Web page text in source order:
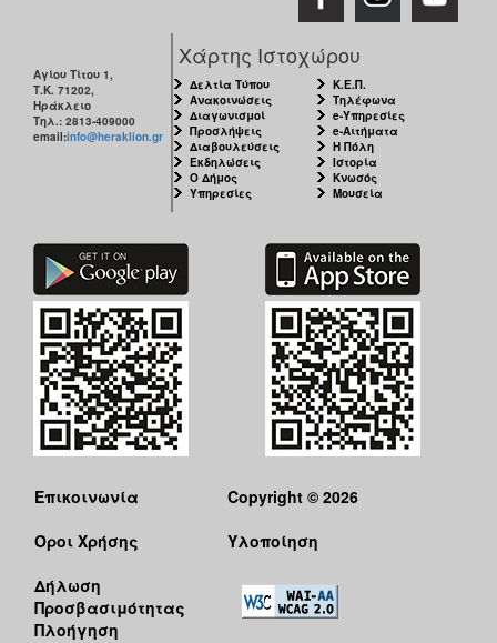
Αγίου Τίτου 1,
Τ.Κ. 71202,
Ηράκλειο
Τηλ.: 2813-409000
email:info@heraklion.gr
Χάρτης Ιστοχώρου
Δελτία Τύπου
Ανακοινώσεις
Διαγωνισμοί
Προσλήψεις
Διαβουλεύσεις
Εκδηλώσεις
Ο Δήμος
Υπηρεσίες
Κ.Ε.Π.
Τηλέφωνα
e-Υπηρεσίες
e-Αιτήματα
Η Πόλη
Ιστορία
Κνωσός
Μουσεία
Επικοινωνία
Όροι Χρήσης
Δήλωση
Προσβασιμότητας
Πλοήγηση
Copyright © 2026
Υλοποίηση